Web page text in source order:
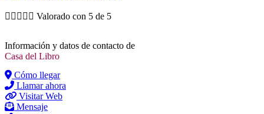
     Valorado con 5 de 5
Información y datos de contacto de
Casa del Libro
Cómo llegar
Llamar ahora
Visitar Web
Mensaje